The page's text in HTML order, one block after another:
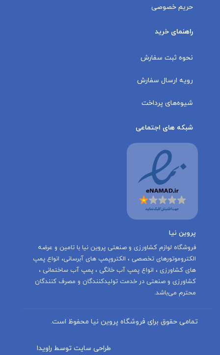
حریم خصوصی
راهنمای خرید
نحوه ثبت سفارش
رویه ارسال سفارش
شیوه‌های پرداخت
شبکه های اجتماعی
پروین نیا
‌فروشگاه لوازم کشاورزی و صنعتی پروین نیا با تامين و عرضه
الكتروموتورهاى تخصصى ، الكتروپمپ هاى آبرسانى، انواع پمپ
های کشاورزی ، انواع پمپ آب خانگی ، پمپ آب ساختمانی ،
کشاورزی و صنعتی در خدمت توليدكنندگان و مصرف كنندگان
محترم می‌باشد.
تمامی حقوق برای فروشگاه پروین نیا محفوظ است.
طراحی سایت توسط راویدا